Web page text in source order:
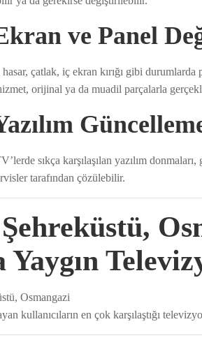
ve Panel
çatlak, iç ekran kırığı gibi
orijinal ya da muadil parçalarla
sıkça karşılaşılan yazılım
tarafından çözülebilir.
Şehreküstü,
Yaygın
Osmangazi
kullanıcıların en çok karşılaştığı